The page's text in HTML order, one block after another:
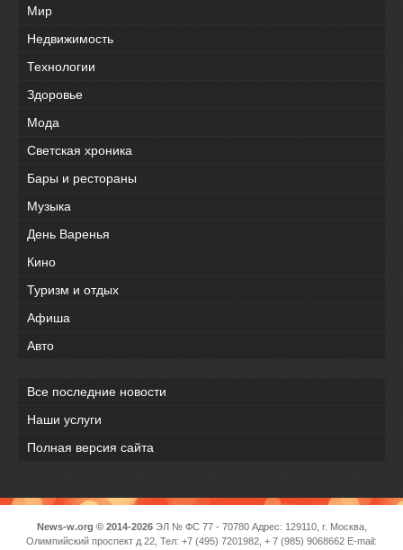
Мир
Недвижимость
Технологии
Здоровье
Мода
Светская хроника
Бары и рестораны
Музыка
День Варенья
Кино
Туризм и отдых
Афиша
Авто
Все последние новости
Наши услуги
Полная версия сайта
News-w.org © 2014-2026ЭЛ № ФС 77 - 70780 Адрес: 129110, г. Москва,
Олимпийский проспект д 22, Тел: +7 (495) 7201982, + 7 (985) 9068662 E-mail: